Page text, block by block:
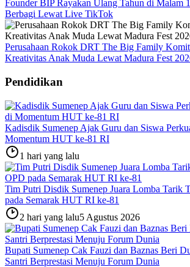
Founder BIP Rayakan Ulang Tahun di Malam
Berbagi Lewat Live TikTok
Perusahaan Rokok DRT The Big Family
Kreativitas Anak Muda Lewat Madura Fest
Pendidikan
Kadisdik Sumenep Ajak Guru dan Siswa
Momentum HUT ke-81 RI
1 hari yang lalu
Tim Putri Disdik Sumenep Juara Lomba Tarik
pada Semarak HUT RI ke-81
2 hari yang lalu5 Agustus 2026
Bupati Sumenep Cak Fauzi dan Baznas Beri
Santri Berprestasi Menuju Forum Dunia